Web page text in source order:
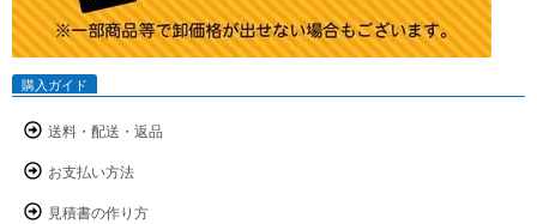
購入ガイド
送料・配送・返品
お支払い方法
見積書の作り方